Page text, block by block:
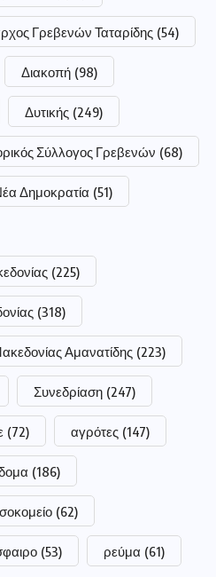
Γρεβενών Ταταρίδης (54)
Διακοπή (98)
Δυτικής (249)
Σύλλογος Γρεβενών (68)
Δημοκρατία (51)
(225)
(318)
Αμανατίδης (223)
Συνεδρίαση (247)
(72) αγρότες (147)
(186)
(62)
(53) ρεύμα (61)